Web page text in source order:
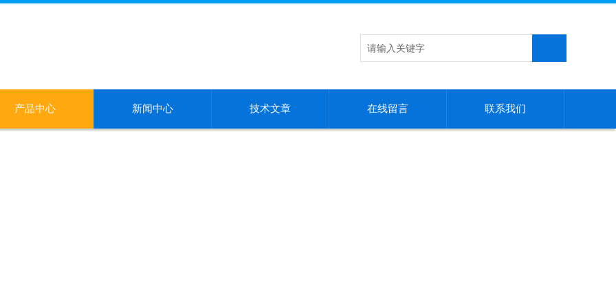
产品中心 新闻中心 技术文章 在线留言 联系我们